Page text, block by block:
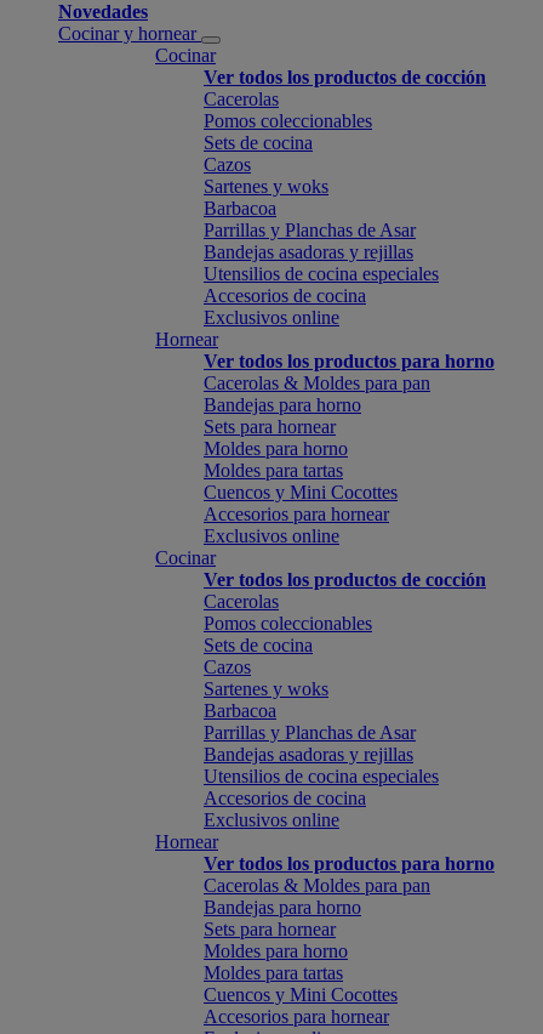
Novedades
Cocinar y hornear
Cocinar
Ver todos los productos de cocción
Cacerolas
Pomos coleccionables
Sets de cocina
Cazos
Sartenes y woks
Barbacoa
Parrillas y Planchas de Asar
Bandejas asadoras y rejillas
Utensilios de cocina especiales
Accesorios de cocina
Exclusivos online
Hornear
Ver todos los productos para horno
Cacerolas & Moldes para pan
Bandejas para horno
Sets para hornear
Moldes para horno
Moldes para tartas
Cuencos y Mini Cocottes
Accesorios para hornear
Exclusivos online
Cocinar
Ver todos los productos de cocción
Cacerolas
Pomos coleccionables
Sets de cocina
Cazos
Sartenes y woks
Barbacoa
Parrillas y Planchas de Asar
Bandejas asadoras y rejillas
Utensilios de cocina especiales
Accesorios de cocina
Exclusivos online
Hornear
Ver todos los productos para horno
Cacerolas & Moldes para pan
Bandejas para horno
Sets para hornear
Moldes para horno
Moldes para tartas
Cuencos y Mini Cocottes
Accesorios para hornear